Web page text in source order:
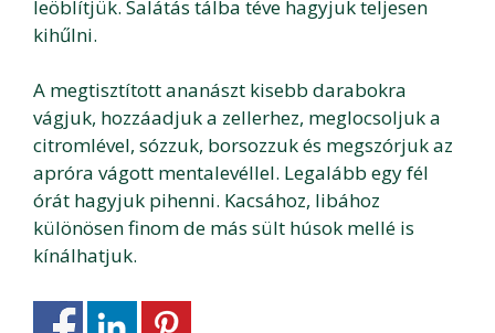
leöblítjük. Salátás tálba téve hagyjuk teljesen
kihűlni.
A megtisztított ananászt kisebb darabokra
vágjuk, hozzáadjuk a zellerhez, meglocsoljuk a
citromlével, sózzuk, borsozzuk és megszórjuk az
apróra vágott mentalevéllel. Legalább egy fél
órát hagyjuk pihenni. Kacsához, libához
különösen finom de más sült húsok mellé is
kínálhatjuk.